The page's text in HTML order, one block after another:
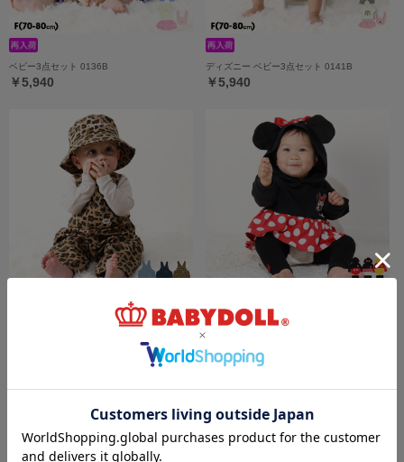
ベビー3点セット 0136B
￥5,940
ディズニー ベビー3点セット 0141B
￥5,940
6/19一部再販 【メール便】対応可 ベビーサ
ディズニー なりきるベビー2点セット 9802B
￥5,390